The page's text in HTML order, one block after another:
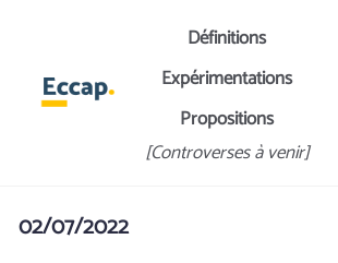
Aller au contenu principalDéfinitions
Expérimentations
Propositions
[Controverses à venir]
02/07/2022